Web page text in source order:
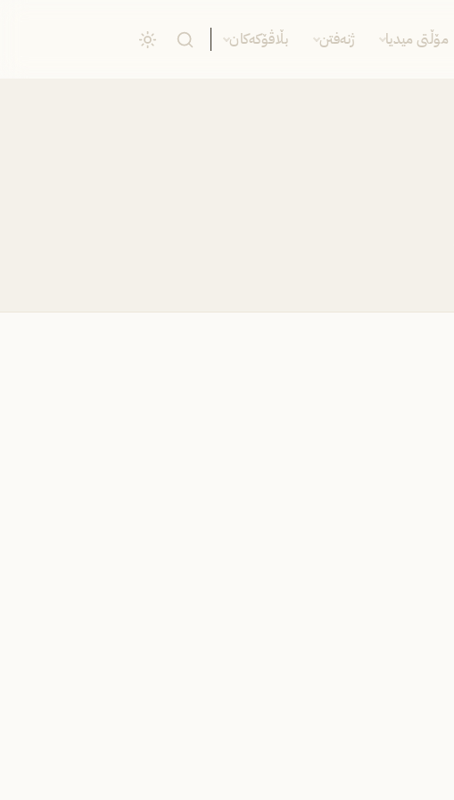
مۆڵتی میدیا ژنەفتن بڵاڤۆکەکان